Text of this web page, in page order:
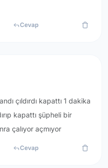
Cevap
çıldırdı kapattı 1 dakika
kapattı şüpheli bir
çalıyor açmıyor
Cevap